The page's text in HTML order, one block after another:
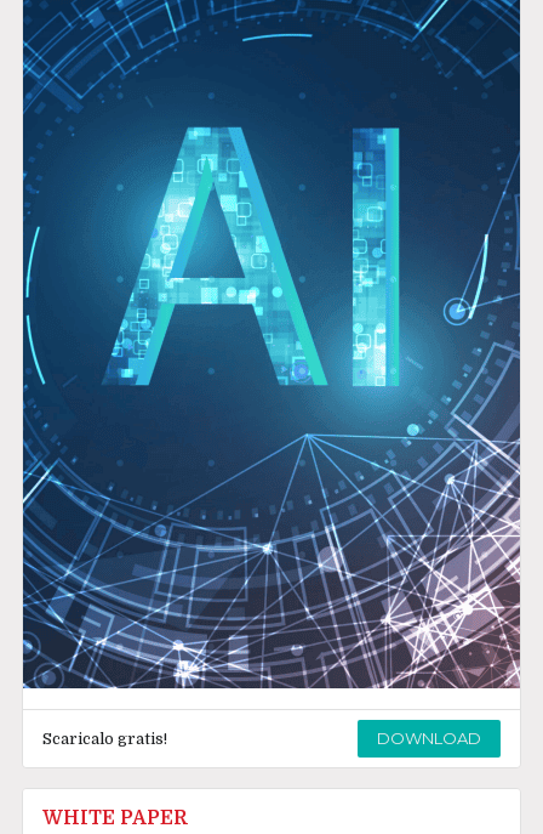
Scaricalo gratis! DOWNLOAD
WHITE PAPER